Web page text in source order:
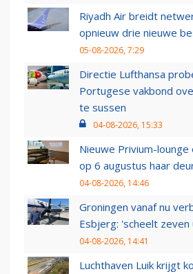
Riyadh Air breidt
opnieuw drie nieuwe
05-08-2026, 7:29
Directie Lufthansa
Portugese vakbond
te sussen
04-08-2026, 15:33
Nieuwe Privium-lounge
op 6 augustus haar
04-08-2026, 14:46
Groningen vanaf nu
Esbjerg: 'scheelt zeven
04-08-2026, 14:41
Luchthaven Luik krijgt